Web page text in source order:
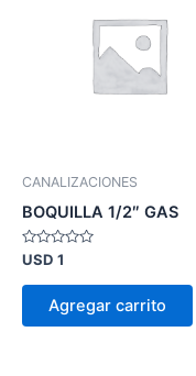
CANALIZACIONES
BOQUILLA 1/2″ GAS
Valorado
en
0
USD 1
Agregar carrito